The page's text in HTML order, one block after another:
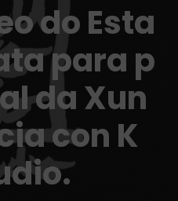
do Esta
para p
da Xun
con K